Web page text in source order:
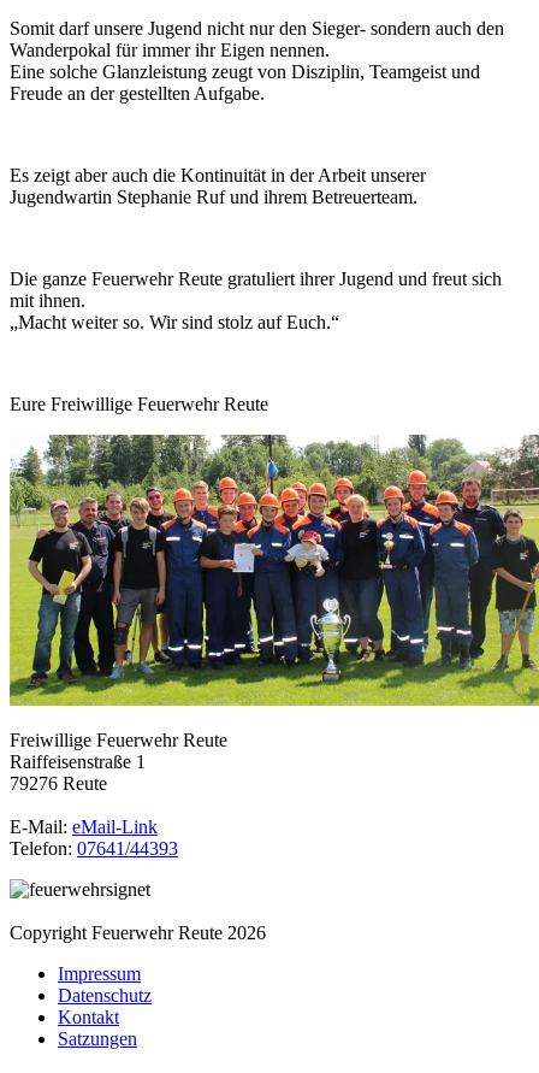
Somit darf unsere Jugend nicht nur den Sieger- sondern auch den
Wanderpokal für immer ihr Eigen nennen.
Eine solche Glanzleistung zeugt von Disziplin, Teamgeist und
Freude an der gestellten Aufgabe.
Es zeigt aber auch die Kontinuität in der Arbeit unserer
Jugendwartin Stephanie Ruf und ihrem Betreuerteam.
Die ganze Feuerwehr Reute gratuliert ihrer Jugend und freut sich
mit ihnen.
„Macht weiter so. Wir sind stolz auf Euch.“
Eure Freiwillige Feuerwehr Reute
Freiwillige Feuerwehr Reute
Raiffeisenstraße 1
79276 Reute
E-Mail: eMail-Link
Telefon: 07641/44393
Copyright Feuerwehr Reute 2026
Impressum
Datenschutz
Kontakt
Satzungen